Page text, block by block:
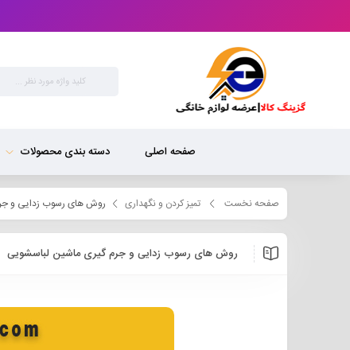
صفحه اصلی دسته بندی محصولات
صفحه نخست تمیز کردن و نگهداری روش های رسوب زدایی و
روش های رسوب زدایی و جرم گیری ماشین لباسشویی